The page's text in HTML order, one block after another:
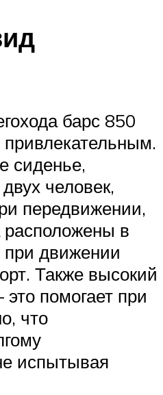
барс 850
сиденье,
человек,
передвижении,
расположены в
движении
Также высокий
помогает при
что
испытывая